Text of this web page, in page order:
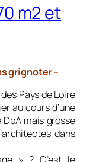
m2 et
grignoter –
Pays de Loire
au cours d’une
mais grosse
dans